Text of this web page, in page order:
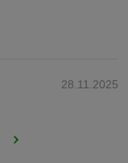
28.11.2025